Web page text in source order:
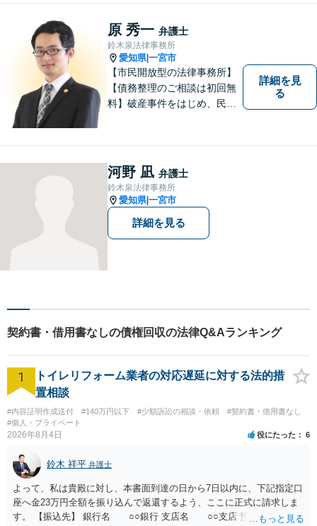
を丁寧にヒアリングし、寄り
添うことを大切にしておりま
す。お気軽にご相談ください
【分割払い可】【完全個室】
原 秀一 弁護士
鈴木泉法律事務所
愛知県|一宮市
【市民開放型の法律事務所】
【債務整理のご相談は初回無
料】破産事件をはじめ、民事
相談してもいいのか分からな
い」という方も、まずはお気
軽にご相談ください。
詳細を見
る
河野 凪 弁護士
鈴木泉法律事務所
愛知県|一宮市
詳細を見る
契約書・借用書なしの債権回収の法律Q&Aランキング
1
トイレリフォーム業者の対応遅延に対する法的措
置相談
#内容証明作成送付 #140万円以下 #少額訴訟の相談・依頼
#契約書・借用書なし
#個人・プライベート
2026年8月4日 役にたった 6
鈴木 祥平 弁護士
よって、私は貴殿に対し、本書面到達の日から7日以内に、下記指定口
座へ金23万円全額を振り込んで返還するよう、ここに正式に請求しま
す。 【振込先】 銀行名 ○○銀行 支店名 ○○支店 預金種別 普通